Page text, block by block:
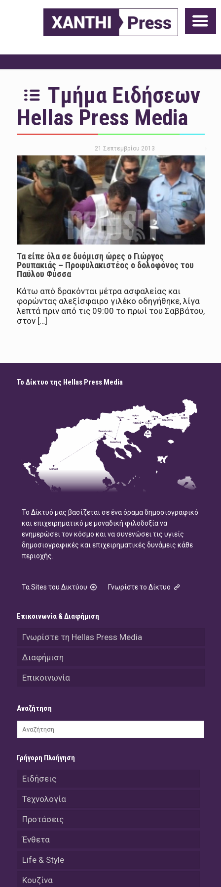
Τμήμα Ειδήσεων
Hellas Press Media
21 Σεπτεμβρίου 2013
Τα είπε όλα σε δυόμιση ώρες ο Γιώργος
Ρουπακιάς – Προφυλακιστέος ο δολοφόνος του
Παύλου Φύσσα
Κάτω από δρακόνται μέτρα ασφαλείας και
φορώντας αλεξίσφαιρο γιλέκο οδηγήθηκε, λίγα
λεπτά πριν από τις 09:00 το πρωί του Σαββάτου,
στον […]
Το Δίκτυο της Hellas Press Media
Το Δίκτυό μας βασίζεται σε ένα όραμα δημοσιογραφικό
και επιχειρηματικό με μοναδική φιλοδοξία να
ενημερώσει τον κόσμο και να συνενώσει τις υγιείς
δημοσιογραφικές και επιχειρηματικές δυνάμεις κάθε
περιοχής.
Τα Sites του Δικτύου Γνωρίστε το Δίκτυο
Επικοινωνία & Διαφήμιση
Γνωρίστε τη Hellas Press Media
Διαφήμιση
Επικοινωνία
Αναζήτηση
Γρήγορη Πλοήγηση
Ειδήσεις
Τεχνολογία
Προτάσεις
Ένθετα
Life & Style
Κουζίνα